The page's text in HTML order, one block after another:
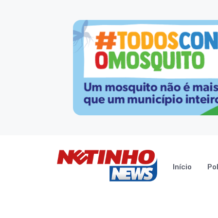
Início